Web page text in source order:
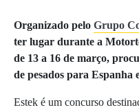
Organizado pelo Grupo
ter lugar durante a
de 13 a 16 de março,
de pesados para Espanha
Estek é um concurso